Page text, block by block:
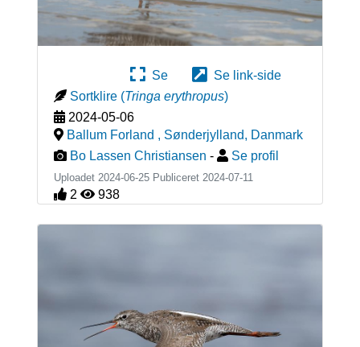
Se
Se link-side
Sortklire (Tringa erythropus)
2024-05-06
Ballum Forland , Sønderjylland, Danmark
Bo Lassen Christiansen - Se profil
Uploadet 2024-06-25 Publiceret 2024-07-11
2 938